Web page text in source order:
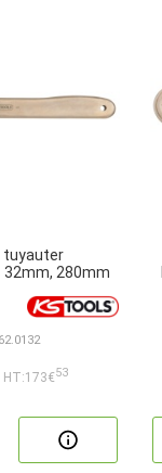
tuyauter
32mm, 280mm
HT:173€53